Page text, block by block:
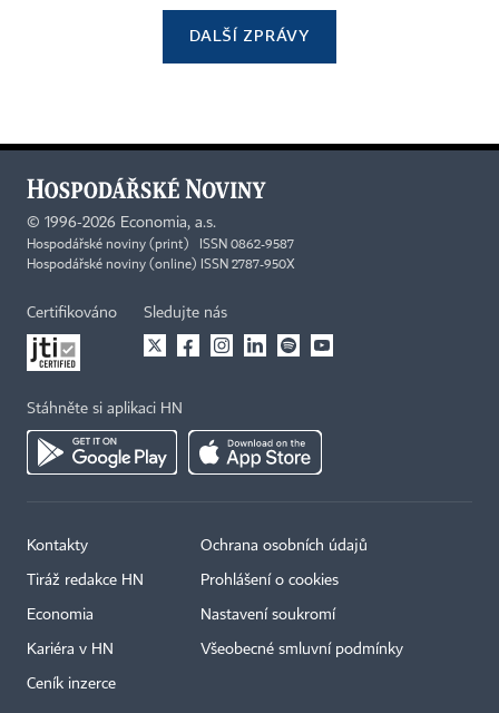
DALŠÍ ZPRÁVY
© 1996-2026 Economia, a.s.
Hospodářské noviny (print) ISSN 0862-9587
Hospodářské noviny (online) ISSN 2787-950X
Certifikováno Sledujte nás
Stáhněte si aplikaci HN
Kontakty
Tiráž redakce HN
Economia
Kariéra v HN
Ceník inzerce
Ochrana osobních údajů
Prohlášení o cookies
Nastavení soukromí
Všeobecné smluvní podmínky